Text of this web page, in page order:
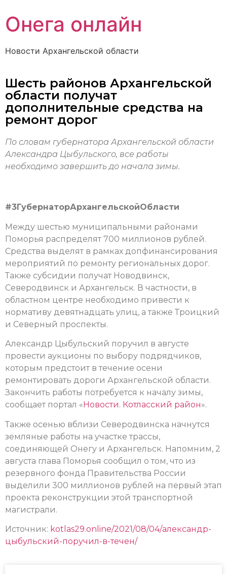
Онега онлайн
Новости Архангельской области
Шесть районов Архангельской
области получат
дополнительные средства на
ремонт дорог
По словам губернатора Архангельской области
Александра Цыбульского, все работы
необходимо завершить до начала зимы.
#3ГубернаторАрхангельскойОбласти
Между шестью муниципальными районами
Поморья распределят 700 миллионов рублей.
Средства выделят в рамках допфинансирования
мероприятий по ремонту региональных дорог.
Также субсидии получат Новодвинск,
Северодвинск и Архангельск. В частности, в
областном центре необходимо привести к
нормативу девятнадцать улиц, а также Троицкий
и Северный проспекты.
Александр Цыбульский поручил в августе
провести аукционы по выбору подрядчиков,
которым предстоит в течение осени
ремонтировать дороги Архангельской области.
Закончить работы потребуется к началу зимы,
сообщает портал « Новости. Котласский район».
Также осенью вблизи Северодвинска начнутся
земляные работы на участке трассы,
соединяющей Онегу и Архангельск. Напомним, 2
августа глава Поморья сообщил о том, что из
резервного фонда Правительства России
выделили 300 миллионов рублей на первый этап
проекта реконструкции этой транспортной
магистрали.
Источник: kotlas29.online/2021/08/04/александр-
цыбульский-поручил-в-течен/